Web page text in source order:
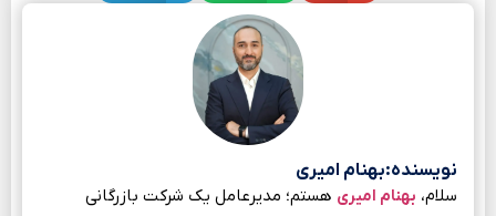
نویسنده:بهنام امیری
سلام، بهنام امیری هستم؛ مدیرعامل یک شرکت بازرگانی